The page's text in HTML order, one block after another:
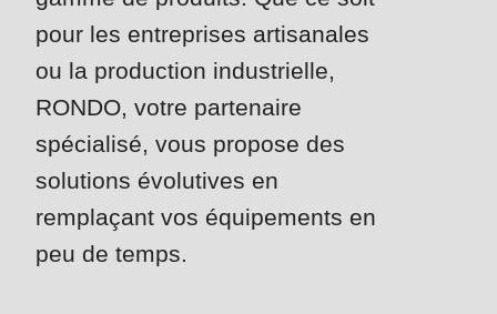
mb_substr():
null
to
parameter
#1
($string)
pour les entreprises artisanales
ou la production industrielle,
RONDO, votre partenaire
spécialisé, vous propose des
solutions évolutives en
remplaçant vos équipements en
peu de temps.